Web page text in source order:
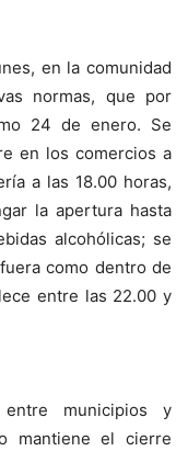
en la comunidad
normas, que por
24 de enero. Se
en los comercios a
a las 18.00 horas,
la apertura hasta
alcohólicas; se
como dentro de
entre las 22.00 y
municipios y
mantiene el cierre